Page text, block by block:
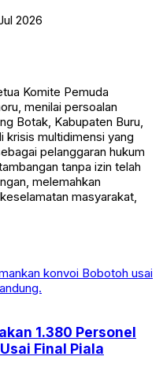
2026
Komite Pemuda
menilai persoalan
Botak, Kabupaten Buru,
krisis multidimensi yang
pelanggaran hukum
tanpa izin telah
melemahkan
masyarakat,
1.380 Personel
Final Piala